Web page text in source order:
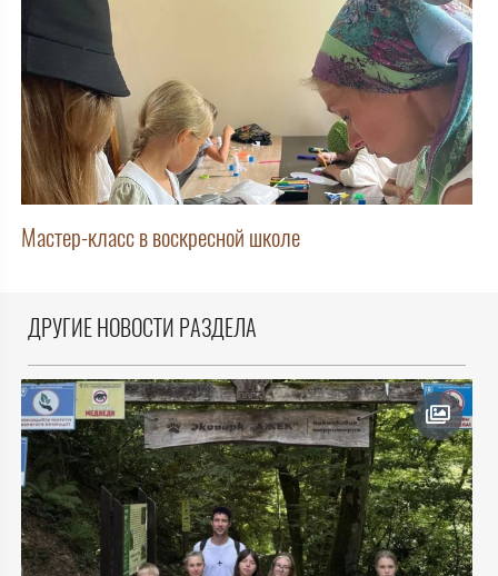
Мастер-класс в воскресной школе
ДРУГИЕ НОВОСТИ РАЗДЕЛА